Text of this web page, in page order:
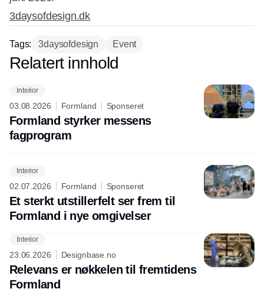
3daysofdesign.dk
Tags: 3daysofdesign Event
Annonce
Relatert innhold
Interior
03.08.2026 Formland Sponseret
Formland styrker messens
fagprogram
Interior
02.07.2026 Formland Sponseret
Et sterkt utstillerfelt ser frem til
Formland i nye omgivelser
Interior
23.06.2026 Designbase.no
Relevans er nøkkelen til fremtidens
Formland